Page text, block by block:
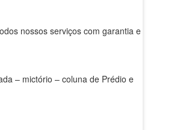
nossos serviços com garantia e
– mictório – coluna de Prédio e